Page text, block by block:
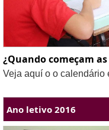
¿Quando começam
Veja aquí o o calendário
Ano letivo 2016